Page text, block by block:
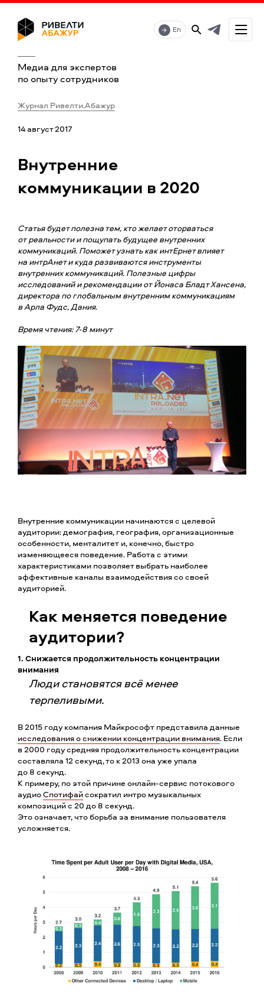
Медиа для экспертов
по опыту сотрудников
En
Журнал Ривелти.Абажур
14 август 2017
Внутренние
коммуникации в 2020
Статья будет полезна тем, кто желает оторваться
от реальности и пощупать будущее внутренних
коммуникаций. Поможет узнать как интЕрнет влияет
на интрАнет и куда развиваются инструменты
внутренних коммуникаций. Полезные цифры
исследований и рекомендации от Йонаса Бладт Хансена,
директора по глобальным внутренним коммуникациям
в Арла Фудс, Дания.
Время чтения: 7-8 минут
Внутренние коммуникации начинаются с целевой
аудитории: демография, география, организационные
особенности, менталитет и, конечно, быстро
изменяющееся поведение. Работа с этими
характеристиками позволяет выбрать наиболее
эффективные каналы взаимодействия со своей
аудиторией.
Как меняется поведение
аудитории?
1. Снижается продолжительность концентрации
внимания
Люди становятся всё менее
терпеливыми.
В 2015 году компания Майкрософт представила данные
исследования о снижении концентрации внимания. Если
в 2000 году средняя продолжительность концентрации
составляла 12 секунд, то к 2013 она уже упала
до 8 секунд.
К примеру, по этой причине онлайн-сервис потокового
аудиоСпотифайсократил интро музыкальных
композиций с 20 до 8 секунд.
Это означает, что борьба за внимание пользователя
усложняется.